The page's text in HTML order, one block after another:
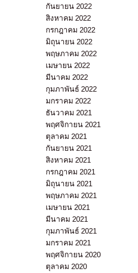
กันยายน 2022
สิงหาคม 2022
กรกฎาคม 2022
มิถุนายน 2022
พฤษภาคม 2022
เมษายน 2022
มีนาคม 2022
กุมภาพันธ์ 2022
มกราคม 2022
ธันวาคม 2021
พฤศจิกายน 2021
ตุลาคม 2021
กันยายน 2021
สิงหาคม 2021
กรกฎาคม 2021
มิถุนายน 2021
พฤษภาคม 2021
เมษายน 2021
มีนาคม 2021
กุมภาพันธ์ 2021
มกราคม 2021
พฤศจิกายน 2020
ตุลาคม 2020